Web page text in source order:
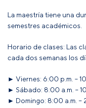
La maestría tiene una
semestres académicos.
Horario de clases: Las
cada dos semanas los
► Viernes: 6:00 p.m. –
► Sábado: 8:00 a.m. –
► Domingo: 8:00 a.m. –